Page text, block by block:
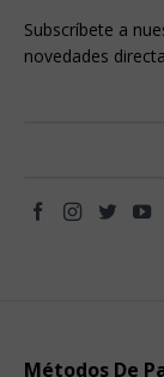
Subscríbete a
novedades
Métodos De